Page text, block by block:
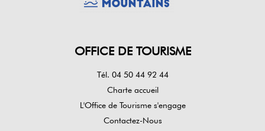
OFFICE DE TOURISME
Tél. 04 50 44 92 44
Charte accueil
L'Office de Tourisme s'engage
Contactez-Nous